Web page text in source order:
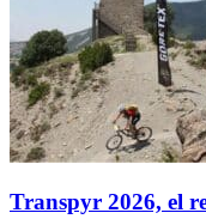
Transpyr 2026, el